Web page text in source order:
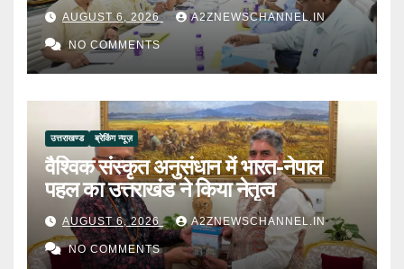
AUGUST 6, 2026 A2ZNEWSCHANNEL.IN
NO COMMENTS
उत्तराखण्ड ब्रेकिंग न्यूज़
वैश्विक संस्कृत अनुसंधान में भारत-नेपाल
पहल का उत्तराखंड ने किया नेतृत्व
AUGUST 6, 2026 A2ZNEWSCHANNEL.IN
NO COMMENTS